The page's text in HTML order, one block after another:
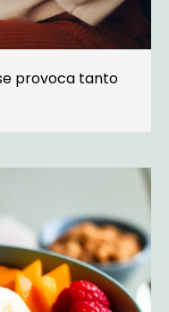
provoca tanto